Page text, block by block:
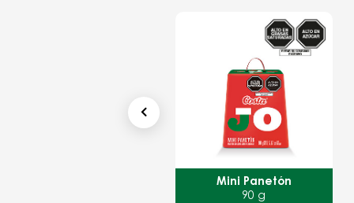
Panetón
Caja 900 g